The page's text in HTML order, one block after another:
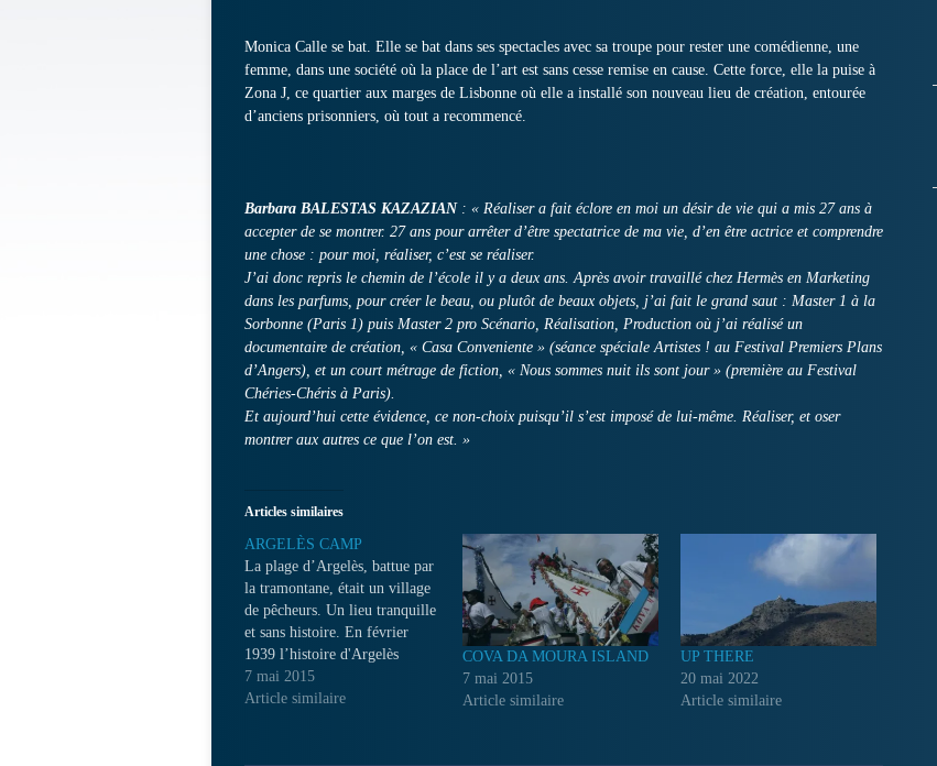
Monica Calle se bat. Elle se bat dans ses spectacles avec sa troupe pour rester une comédienne, une
femme, dans une société où la place de l’art est sans cesse remise en cause. Cette force, elle la puise à
Zona J, ce quartier aux marges de Lisbonne où elle a installé son nouveau lieu de création, entourée
d’anciens prisonniers, où tout a recommencé.
Barbara BALESTAS KAZAZIAN: « Réaliser a fait éclore en moi un désir de vie qui a mis 27 ans à
accepter de se montrer. 27 ans pour arrêter d’être spectatrice de ma vie, d’en être actrice et comprendre
une chose : pour moi, réaliser, c’est se réaliser.
J’ai donc repris le chemin de l’école il y a deux ans. Après avoir travaillé chez Hermès en Marketing
dans les parfums, pour créer le beau, ou plutôt de beaux objets, j’ai fait le grand saut : Master 1 à la
Sorbonne (Paris 1) puis Master 2 pro Scénario, Réalisation, Production où j’ai réalisé un
documentaire de création, « Casa Conveniente » (séance spéciale Artistes ! au Festival Premiers Plans
d’Angers), et un court métrage de fiction, « Nous sommes nuit ils sont jour » (première au Festival
Chéries-Chéris à Paris).
Et aujourd’hui cette évidence, ce non-choix puisqu’il s’est imposé de lui-même. Réaliser, et oser
montrer aux autres ce que l’on est. »
Articles similaires
ARGELÈS CAMP
La plage d’Argelès, battue par
la tramontane, était un village
de pêcheurs. Un lieu tranquille
et sans histoire. En février
1939 l’histoire d'Argelès
change brutalement. Toute la
Catalogne espagnole est
7 mai 2015
Article similaire
COVA DA MOURA ISLAND
7 mai 2015
Article similaire
UP THERE
20 mai 2022
Article similaire